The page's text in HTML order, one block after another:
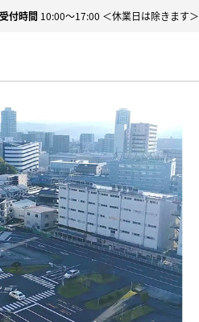
受付時間 10:00～17:00 ＜休業日は除きます＞